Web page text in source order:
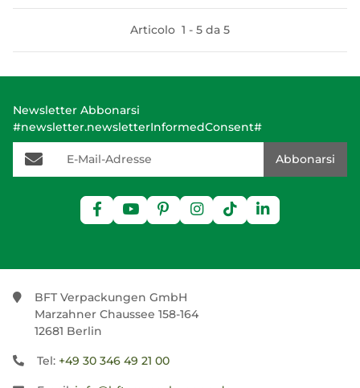
Articolo 1 - 5 da 5
Newsletter Abbonarsi
#newsletter.newsletterInformedConsent#
E-Mail-Adresse
Abbonarsi
BFT Verpackungen GmbH
Marzahner Chaussee 158-164
12681 Berlin
Tel: +49 30 346 49 21 00